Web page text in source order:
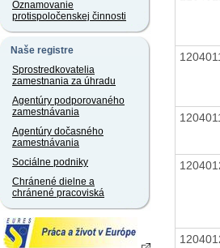
Oznamovanie
protispoločenskej činnosti
Naše registre
Sprostredkovatelia
zamestnania za úhradu
Agentúry podporovaného
zamestnávania
Agentúry dočasného
zamestnávania
Sociálne podniky
Chránené dielne a
chránené pracoviská